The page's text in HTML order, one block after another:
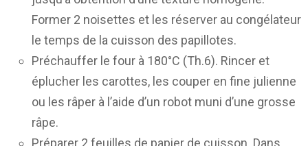
Former 2 noisettes et les réserver au congélateur
le temps de la cuisson des papillotes.
Préchauffer le four à 180°C (Th.6). Rincer et
éplucher les carottes, les couper en fine julienne
ou les râper à l’aide d’un robot muni d’une grosse
râpe.
Préparer 2 feuilles de papier de cuisson. Dans